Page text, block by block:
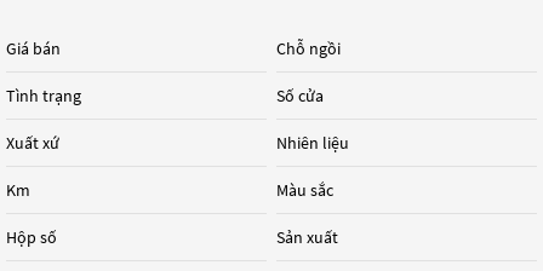
Giá bán
Tình trạng
Xuất xứ
Km
Hộp số
Chỗ ngồi
Số cửa
Nhiên liệu
Màu sắc
Sản xuất